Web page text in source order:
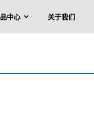
中心 关于我们